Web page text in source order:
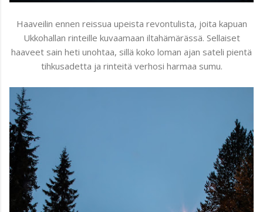
Haaveilin ennen reissua upeista revontulista, joita kapuan
Ukkohallan rinteille kuvaamaan iltahämärässä. Sellaiset
haaveet sain heti unohtaa, sillä koko loman ajan sateli pientä
tihkusadetta ja rinteitä verhosi harmaa sumu.